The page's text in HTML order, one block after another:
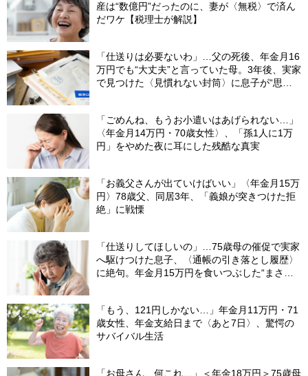
産は“数億円”だったのに、妻が〈無税〉で済ん
だワケ【税理士が解説】
「仕送りは必要ないわ」…父の死後、年金月16
万円でも“大丈夫”と言っていた母。3年後、実家
で見つけた〈見慣れない封筒〉に息子が“思わ
「ごめんね、もうお小遣いはあげられない…」
〈年金月14万円・70歳女性〉、「孫1人に1万
円」をやめた夜に耳にした残酷な真実
「お義父さんが出ていけばいい」〈年金月15万
円〉78歳父、同居3年、「義娘が突きつけた拒
絶」に戦慄
「仕送りしてほしいの」…75歳母の催促で実家
へ駆けつけた息子、〈通帳の引き落とし履歴〉
に絶句。年金月15万円を食いつぶした“まさか
「もう、121円しかない…」年金月11万円・71
歳女性、年金支給日まで〈あと7日〉、驚愕の
サバイバル生活
「お母さん、何これ…」＜年金18万円＞75歳母